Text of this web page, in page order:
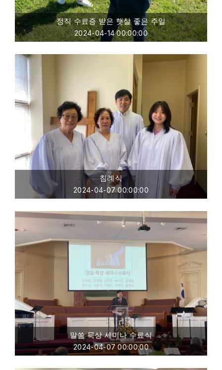
정직 수료증 받은 햇살 좋은 주일
2024-04-14 00:00:00
침례식
2024-04-07 00:00:00
말씀 묵상 세미나 수료식
2024-04-07 00:00:00